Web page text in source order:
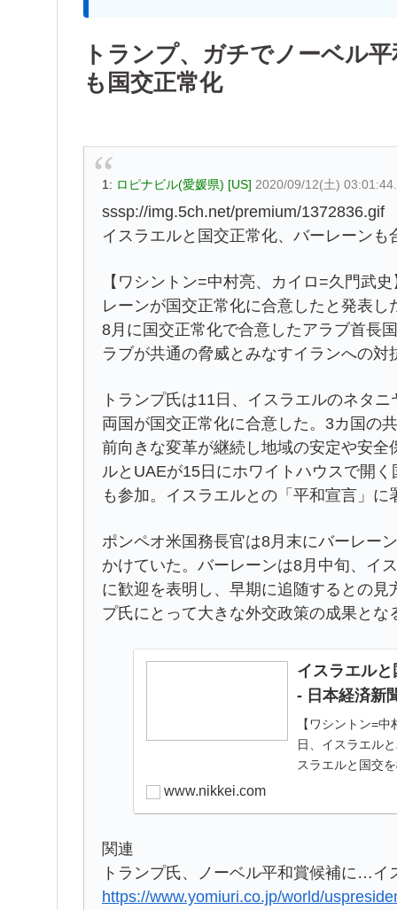
トランプ、ガチでノーベル
も国交正常化
1: ロピナビル(愛媛県) [US] 2020/09/12(土)
sssp://img.5ch.net/premium/1372836.gif
イスラエルと国交正常化、バーレーン
【ワシントン=中村亮、カイロ=久門武
レーンが国交正常化に合意したと発表
8月に国交正常化で合意したアラブ首長
ラブが共通の脅威とみなすイランへの
トランプ氏は11日、イスラエルのネタ
両国が国交正常化に合意した。3カ国の
前向きな変革が継続し地域の安定や安
ルとUAEが15日にホワイトハウスで開
も参加。イスラエルとの「平和宣言」に
ポンペオ米国務長官は8月末にバーレー
かけていた。バーレーンは8月中旬、イ
に歓迎を表明し、早期に追随するとの
プ氏にとって大きな外交政策の成果とな
イスラエル
- 日本経済新
【ワシントン=
日、イスラエル
スラエルと国交
www.nikkei.com
関連
トランプ氏、ノーベル平和賞候補に…
https://www.yomiuri.co.jp/world/